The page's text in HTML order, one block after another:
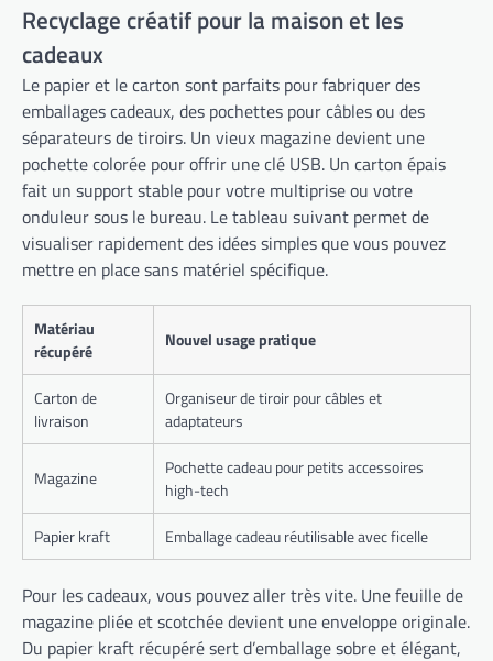
Recyclage créatif pour la maison et les
cadeaux
Le papier et le carton sont parfaits pour fabriquer des
emballages cadeaux, des pochettes pour câbles ou des
séparateurs de tiroirs. Un vieux magazine devient une
pochette colorée pour offrir une clé USB. Un carton épais
fait un support stable pour votre multiprise ou votre
onduleur sous le bureau. Le tableau suivant permet de
visualiser rapidement des idées simples que vous pouvez
mettre en place sans matériel spécifique.
Matériau
récupéré
Nouvel usage pratique
Carton de
livraison
Organiseur de tiroir pour câbles et
adaptateurs
Magazine
Pochette cadeau pour petits accessoires
high-tech
Papier kraft
Emballage cadeau réutilisable avec ficelle
Pour les cadeaux, vous pouvez aller très vite. Une feuille de
magazine pliée et scotchée devient une enveloppe originale.
Du papier kraft récupéré sert d’emballage sobre et élégant,